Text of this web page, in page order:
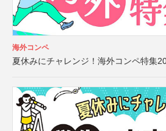
海外コンペ
夏休みにチャレンジ！海外コンペ特集